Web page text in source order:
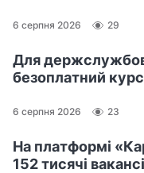
6 серпня 2026 29
Для
безоплатний
6 серпня 2026 23
На платформі
152 тисячі